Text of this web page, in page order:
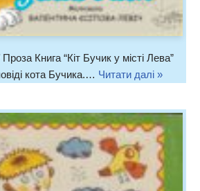
Книга “Кіт Бучик у місті Лева”
кота Бучика.… Читати далі »